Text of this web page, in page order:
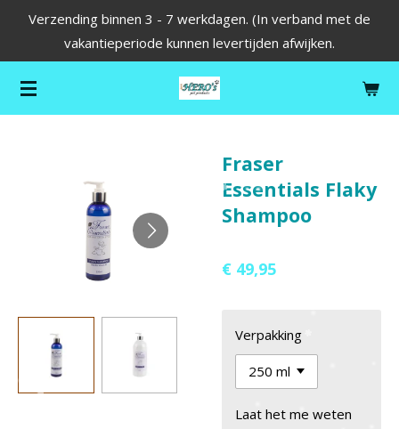
de
hoofdinhoud
Verzending binnen 3 - 7 werkdagen. (In verband met de
vakantieperiode kunnen levertijden afwijken.
Fraser
Essentials Flaky
Shampoo
€ 49,95
Verpakking
Laat het me weten